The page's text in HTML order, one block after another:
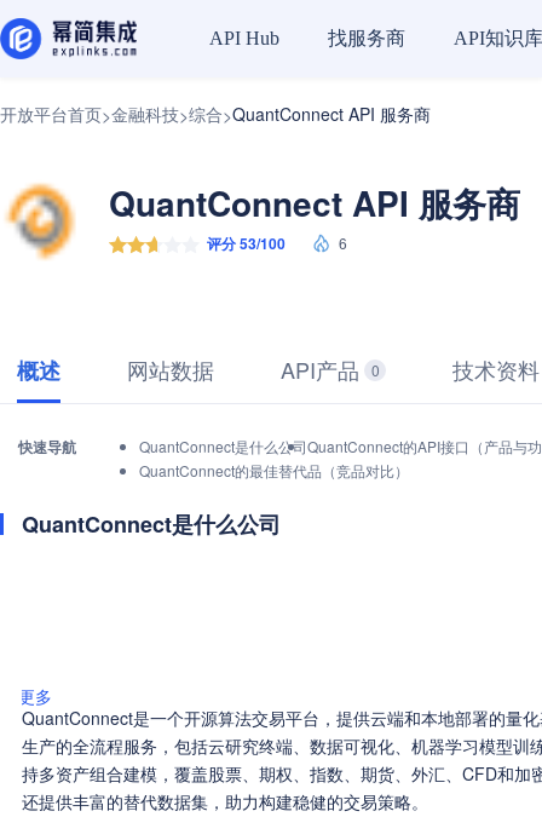
API Hub 找服务商 API知识库
开放平台首页>金融科技>综合>QuantConnect API 服务商
QuantConnect API 服务商
评分 53/100 6
概述 网站数据 API产品 0 技术资料
快速导航 QuantConnect是什么公司QuantConnect的API接口（产品与
QuantConnect的最佳替代品（竞品对比）
QuantConnect是什么公司
更多
QuantConnect是一个开源算法交易平台，提供云端和本地部署的量
生产的全流程服务，包括云研究终端、数据可视化、机器学习模型训
持多资产组合建模，覆盖股票、期权、指数、期货、外汇、CFD和
还提供丰富的替代数据集，助力构建稳健的交易策略。